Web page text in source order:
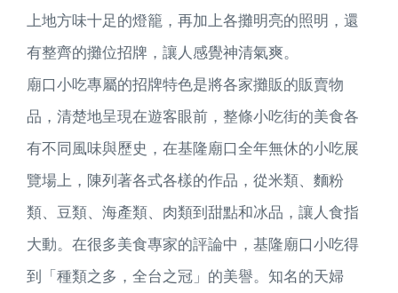
上地方味十足的燈籠，再加上各攤明亮的照明，還
有整齊的攤位招牌，讓人感覺神清氣爽。
廟口小吃專屬的招牌特色是將各家攤販的販賣物
品，清楚地呈現在遊客眼前，整條小吃街的美食各
有不同風味與歷史，在基隆廟口全年無休的小吃展
覽場上，陳列著各式各樣的作品，從米類、麵粉
類、豆類、海產類、肉類到甜點和冰品，讓人食指
大動。在很多美食專家的評論中，基隆廟口小吃得
到「種類之多，全台之冠」的美譽。知名的天婦